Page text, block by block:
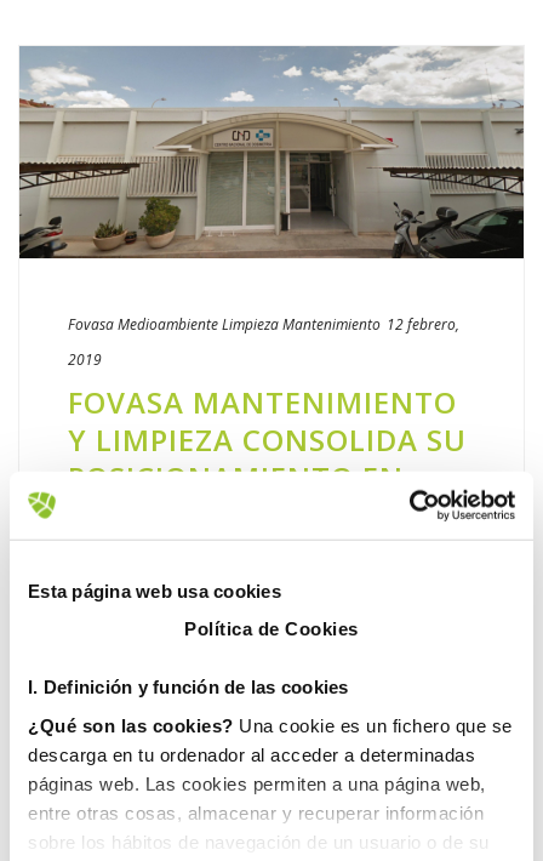
Esta página web usa cookies
Política de Cookies
I. Definición y función de las cookies
¿Qué son las cookies? Una cookie es un fichero que se
descarga en tu ordenador al acceder a determinadas
páginas web. Las cookies permiten a una página web,
entre otras cosas, almacenar y recuperar información
sobre los hábitos de navegación de un usuario o de su
Fovasa MedioambienteLimpiezaMantenimiento 12 febrero,
2019
​FOVASA MANTENIMIENTO
Y LIMPIEZA CONSOLIDA SU
POSICIONAMIENTO EN
NUEVAS ADJUDICACIONES
FOVASA Mantenimiento y Limpieza, la
compañía de Grupo Gimeno experta en
de construcciones e instalaciones, ha
resultado adjudicataria recientemente de [...]
LEER MÁS